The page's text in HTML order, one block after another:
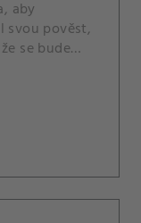
aby
svou pověst,
se bude
hlavu,
kvůli játrům,